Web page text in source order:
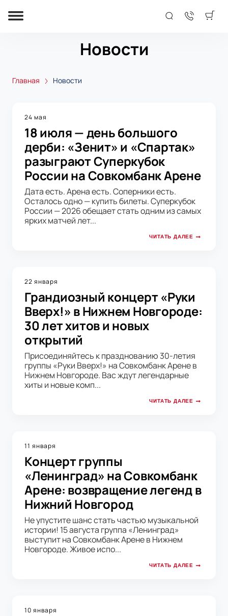
Новости
Главная Новости
24 мая
18 июля — день большого
дерби: «Зенит» и «Спартак»
разыграют Суперкубок
России на Совкомбанк Арене
Дата есть. Арена есть. Соперники есть.
Осталось одно — купить билеты. Суперкубок
России — 2026 обещает стать одним из самых
ярких матчей лет...
ЧИТАТЬ ДАЛЕЕ
22 января
Грандиозный концерт «Руки
Вверх!» в Нижнем Новгороде:
30 лет хитов и новых
открытий
Присоединяйтесь к празднованию 30-летия
группы «Руки Вверх!» на Совкомбанк Арене в
Нижнем Новгороде. Вас ждут легендарные
хиты и новые комп...
ЧИТАТЬ ДАЛЕЕ
11 января
Концерт группы
«Ленинград» на Совкомбанк
Арене: возвращение легенд в
Нижний Новгород
Не упустите шанс стать частью музыкальной
истории! 15 августа группа «Ленинград»
выступит на Совкомбанк Арене в Нижнем
Новгороде. Живое испо...
ЧИТАТЬ ДАЛЕЕ
10 января